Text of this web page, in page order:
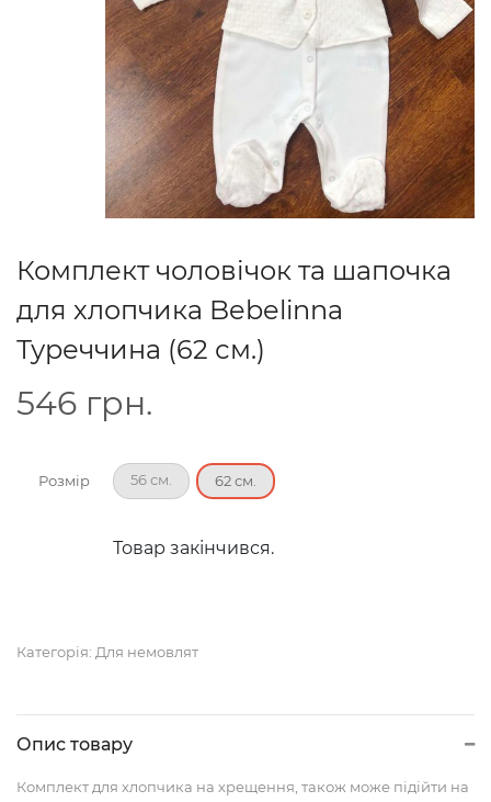
Комплект чоловічок та шапочка
для хлопчика Bebelinna
Туреччина (62 см.)
546 грн.
Розмір 56 см. 62 см.
Товар закінчився.
Категорія: Для немовлят
Опис товару
Комплект для хлопчика на хрещення, також може підійти на